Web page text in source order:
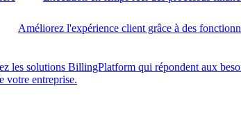
Améliorez l'expérience client grâce à des
les solutions BillingPlatform qui répondent aux
votre entreprise.